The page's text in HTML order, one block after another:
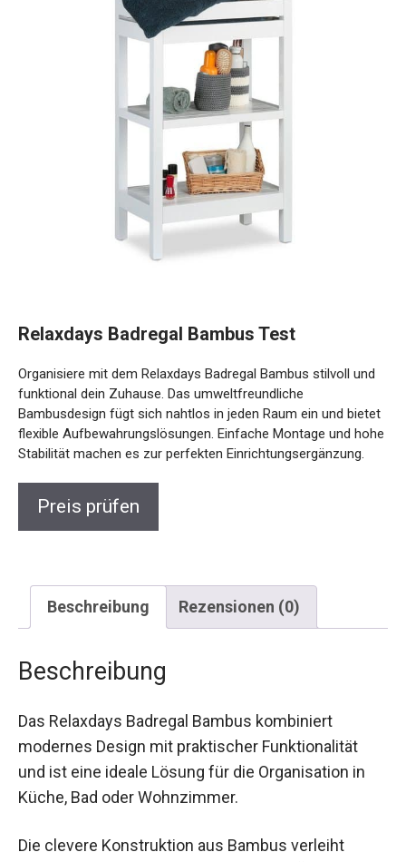
Relaxdays Badregal Bambus Test
Organisiere mit dem Relaxdays Badregal Bambus stilvoll und
funktional dein Zuhause. Das umweltfreundliche
Bambusdesign fügt sich nahtlos in jeden Raum ein und bietet
flexible Aufbewahrungslösungen. Einfache Montage und hohe
Stabilität machen es zur perfekten Einrichtungsergänzung.
Preis prüfen
Beschreibung Rezensionen (0)
Beschreibung
Das Relaxdays Badregal Bambus kombiniert
modernes Design mit praktischer Funktionalität
und ist eine ideale Lösung für die Organisation in
Küche, Bad oder Wohnzimmer.
Die clevere Konstruktion aus Bambus verleiht